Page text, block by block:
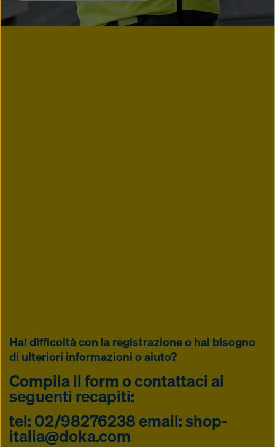
Hai difficoltà con la registrazione o hai bisogno
di ulteriori informazioni o aiuto?
Compila il form o contattaci ai
seguenti recapiti:
tel: 02/98276238 email: shop-
italia@doka.com